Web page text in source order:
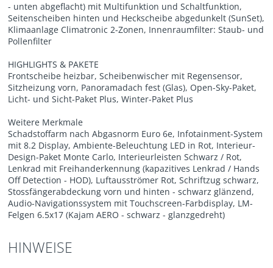
- unten abgeflacht) mit Multifunktion und Schaltfunktion,
Seitenscheiben hinten und Heckscheibe abgedunkelt (SunSet),
Klimaanlage Climatronic 2-Zonen, Innenraumfilter: Staub- und
Pollenfilter
HIGHLIGHTS & PAKETE
Frontscheibe heizbar, Scheibenwischer mit Regensensor,
Sitzheizung vorn, Panoramadach fest (Glas), Open-Sky-Paket,
Licht- und Sicht-Paket Plus, Winter-Paket Plus
Weitere Merkmale
Schadstoffarm nach Abgasnorm Euro 6e, Infotainment-System
mit 8.2 Display, Ambiente-Beleuchtung LED in Rot, Interieur-
Design-Paket Monte Carlo, Interieurleisten Schwarz / Rot,
Lenkrad mit Freihanderkennung (kapazitives Lenkrad / Hands
Off Detection - HOD), Luftausströmer Rot, Schriftzug schwarz,
Stossfängerabdeckung vorn und hinten - schwarz glänzend,
Audio-Navigationssystem mit Touchscreen-Farbdisplay, LM-
Felgen 6.5x17 (Kajam AERO - schwarz - glanzgedreht)
HINWEISE